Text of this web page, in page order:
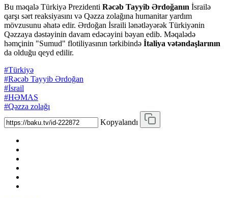
Bu məqalə Türkiyə Prezidenti Rəcəb Tayyib Ərdoğanın İsrailə
qarşı sərt reaksiyasını və Qəzza zolağına humanitar yardım
mövzusunu əhatə edir. Ərdoğan İsraili lənətləyərək Türkiyənin
Qəzzaya dəstəyinin davam edəcəyini bəyan edib. Məqalədə
həmçinin "Sumud" flotiliyasının tərkibində İtaliya vətəndaşlarının
da olduğu qeyd edilir.
#Türkiyə
#Rəcəb Tayyib Ərdoğan
#İsrail
#HƏMAS
#Qəzza zolağı
Kopyalandı